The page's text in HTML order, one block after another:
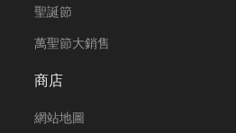
聖誕節
萬聖節大銷售
商店
網站地圖